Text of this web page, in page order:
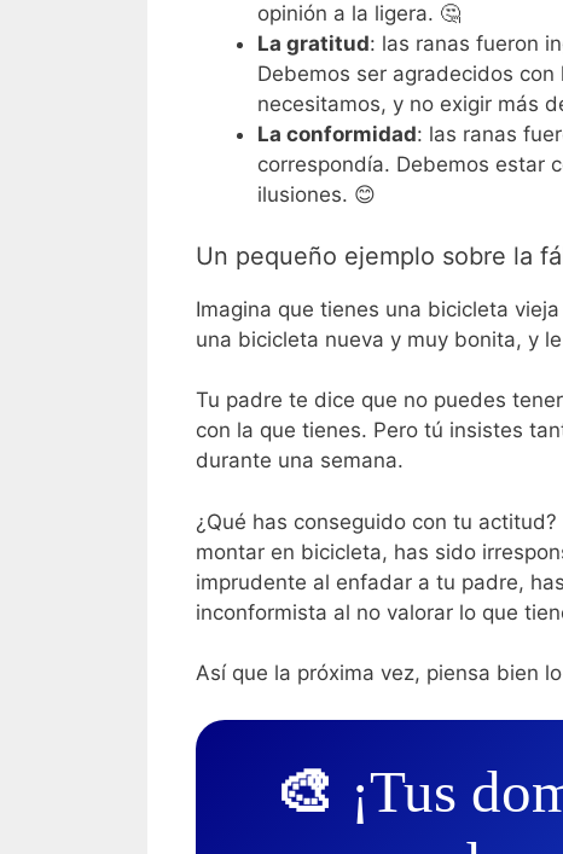
opinión a la ligera. 🤔
La gratitud: las ranas fueron
Debemos ser agradecidos
necesitamos, y no exigir más
La conformidad: las ranas
correspondía. Debemos estar
ilusiones. 😊
Un pequeño ejemplo sobre la
Imagina que tienes una bicicleta
una bicicleta nueva y muy bonita, y
Tu padre te dice que no puedes
con la que tienes. Pero tú insistes
durante una semana.
¿Qué has conseguido con tu
montar en bicicleta, has sido
imprudente al enfadar a tu padre,
inconformista al no valorar lo que
Así que la próxima vez, piensa bien
🎨 ¡Tus